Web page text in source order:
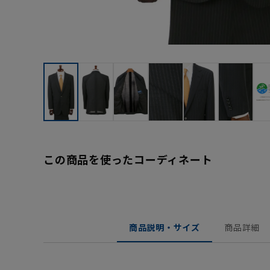
この商品を使ったコーディネート
商品説明・サイズ 商品詳細